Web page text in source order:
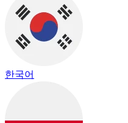
한국어